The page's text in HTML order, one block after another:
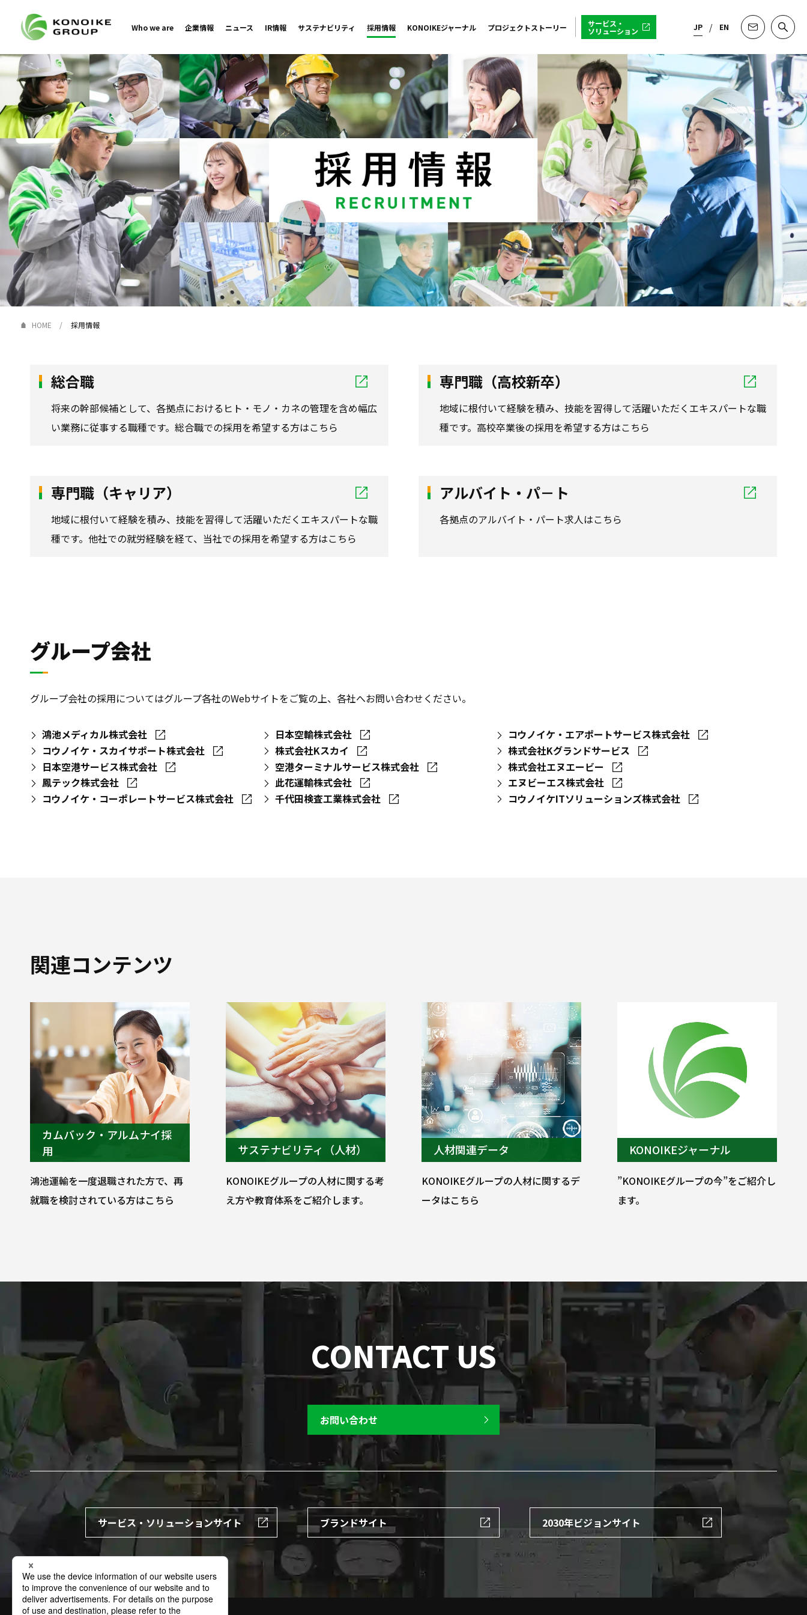
Who we are 企業情報 ニュース IR情報 サステナビリティ 採用情報 KONOIKEジャーナル プロジェクトストーリー サービス・
ソリューション JP EN
HOME 採用情報
総合職
将来の幹部候補として、各拠点におけるヒト・モノ・カネの管理を含め幅広
い業務に従事する職種です。総合職での採用を希望する方はこちら
専門職（高校新卒）
地域に根付いて経験を積み、技能を習得して活躍いただくエキスパートな職
種です。高校卒業後の採用を希望する方はこちら
専門職（キャリア）
地域に根付いて経験を積み、技能を習得して活躍いただくエキスパートな職
種です。他社での就労経験を経て、当社での採用を希望する方はこちら
アルバイト・パ－ト
各拠点のアルバイト・パート求人はこちら
グループ会社
グループ会社の採用についてはグループ各社のWebサイトをご覧の上、各社へお問い合わせください。
鴻池メディカル株式会社 日本空輸株式会社
コウノイケ・エアポートサービス株式会社
コウノイケ・スカイサポート株式会社
株式会社Kスカイ
株式会社Kグランドサービス
日本空港サービス株式会社
空港ターミナルサービス株式会社
株式会社エヌエービー
鳳テック株式会社
此花運輸株式会社
エヌビーエス株式会社
コウノイケ・コーポレートサービス株式会社
千代田検査工業株式会社 コウノイケITソリューションズ株式会社
関連コンテンツ
カムバック・アルムナイ採
用
鴻池運輸を一度退職された方で、再
就職を検討されている方はこちら
サステナビリティ（人材）
KONOIKEグループの人材に関する考
え方や教育体系をご紹介します。
人材関連データ
KONOIKEグループの人材に関するデ
ータはこちら
KONOIKEジャーナル
”KONOIKEグループの今”をご紹介し
ます。
CONTACT US
お問い合わせ
サービス・ソリューションサイト ブランドサイト 2030年ビジョンサイト